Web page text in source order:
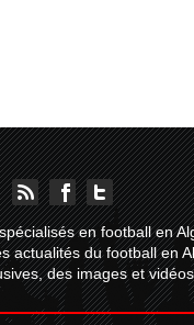
en football en
actualités du football en
des images et